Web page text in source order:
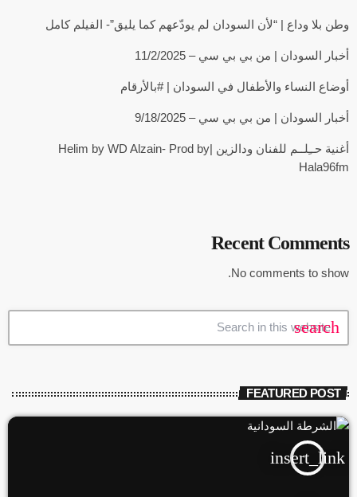
وطن بلا وداع | “لأن السودان لم يودّعهم كما يليق”- الفيلم كامل
أخبار السودان | من بي بي سي – 11/2/2025
أوضاع النساء والأطفال في السودان | #بالأرقام
أخبار السودان | من بي بي سي – 9/18/2025
أغنية حــِلــم للفنان ودالزين |Helim by WD Alzain- Prod by
Hala96fm
Recent Comments
No comments to show.
search
FEATURED POST
insert_link